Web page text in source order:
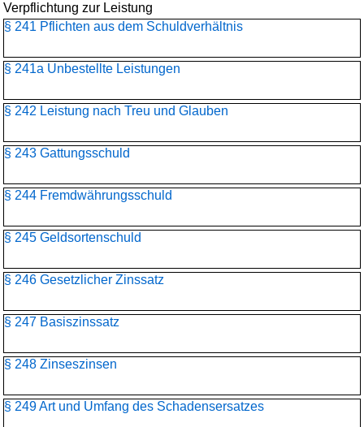
Verpflichtung zur Leistung
§ 241 Pflichten aus dem Schuldverhältnis
§ 241a Unbestellte Leistungen
§ 242 Leistung nach Treu und Glauben
§ 243 Gattungsschuld
§ 244 Fremdwährungsschuld
§ 245 Geldsortenschuld
§ 246 Gesetzlicher Zinssatz
§ 247 Basiszinssatz
§ 248 Zinseszinsen
§ 249 Art und Umfang des Schadensersatzes